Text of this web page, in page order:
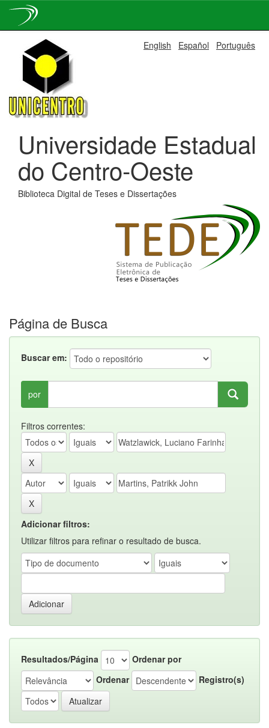
navigation
English Español Português
Universidade Estadual
do Centro-Oeste
Biblioteca Digital de Teses e Dissertações
Página de Busca
Buscar em:
por
Filtros correntes:
Adicionar filtros:
Utilizar filtros para refinar o resultado de busca.
Resultados/Página
Ordenar por
Ordenar
Registro(s)